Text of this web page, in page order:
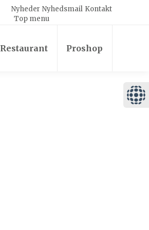
Nyheder Nyhedsmail Kontakt
Top menu
Restaurant Proshop